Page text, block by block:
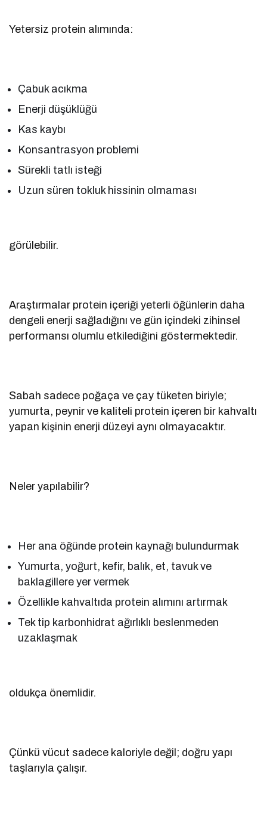
Yetersiz protein alımında:
Çabuk acıkma
Enerji düşüklüğü
Kas kaybı
Konsantrasyon problemi
Sürekli tatlı isteği
Uzun süren tokluk hissinin olmaması
görülebilir.
Araştırmalar protein içeriği yeterli öğünlerin daha
dengeli enerji sağladığını ve gün içindeki zihinsel
performansı olumlu etkilediğini göstermektedir.
Sabah sadece poğaça ve çay tüketen biriyle;
yumurta, peynir ve kaliteli protein içeren bir kahvaltı
yapan kişinin enerji düzeyi aynı olmayacaktır.
Neler yapılabilir?
Her ana öğünde protein kaynağı bulundurmak
Yumurta, yoğurt, kefir, balık, et, tavuk ve
baklagillere yer vermek
Özellikle kahvaltıda protein alımını artırmak
Tek tip karbonhidrat ağırlıklı beslenmeden
uzaklaşmak
oldukça önemlidir.
Çünkü vücut sadece kaloriyle değil; doğru yapı
taşlarıyla çalışır.